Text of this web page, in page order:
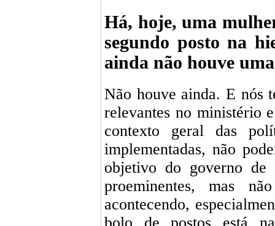
Há, hoje, uma
segundo posto na
ainda não houve
Não houve ainda. E nós
relevantes no ministério
contexto geral das
implementadas, não
objetivo do governo de
proeminentes, mas
acontecendo,